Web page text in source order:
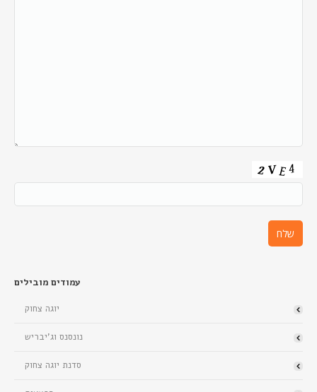
עמודים מובילים
יוגה צחוק
נונסנס וג’יבריש
סדנת יוגה צחוק